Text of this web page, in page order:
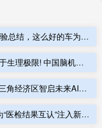
长江配资官网 腾势Z9实车体验总结，这么好的车为何销量始终未见起色，或在于产品定位和市场认知尚未突破
易融资配资APP下载 延迟低于生理极限! 中国脑机技术为何让瘫痪者重获新生?
西安股票配资平台 江浙沪长三角经济区智启未来AI+智能教育合作大会在盐城举行
永利策略平台 “医保影像云”为“医检结果互认”注入新动能